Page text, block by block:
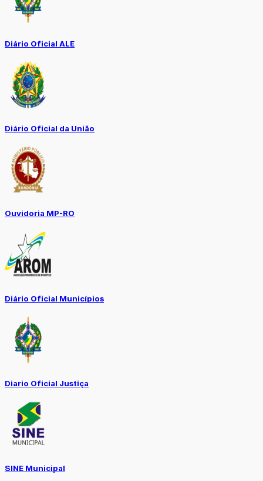
Diário Oficial ALE
Diário Oficial da União
Ouvidoria MP-RO
Diário Oficial Municípios
Diario Oficial Justiça
SINE Municipal